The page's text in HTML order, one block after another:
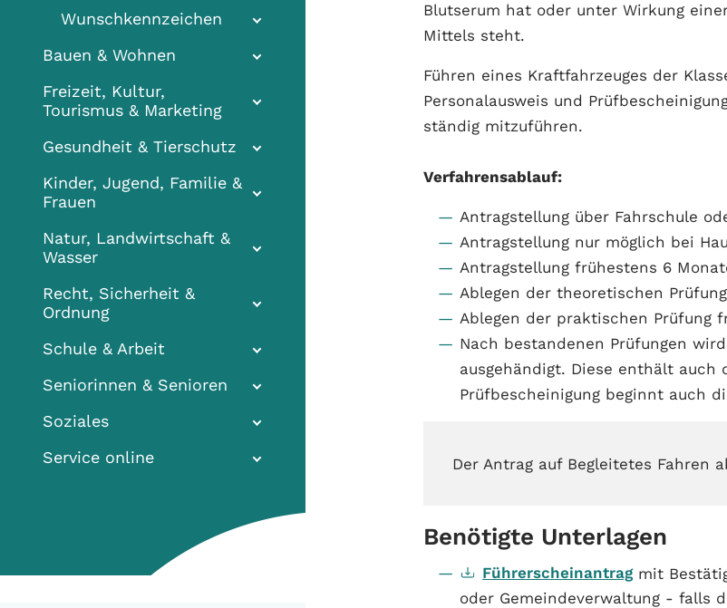
Wunschkennzeichen
Bauen & Wohnen
Freizeit, Kultur,
Tourismus & Marketing
Gesundheit & Tierschutz
Kinder, Jugend, Familie &
Frauen
Natur, Landwirtschaft &
Wasser
Recht, Sicherheit &
Ordnung
Schule & Arbeit
Seniorinnen & Senioren
Soziales
Service online
Blutserum hat oder unter Wirkung
Mittels steht.
Führen eines Kraftfahrzeuges der
Personalausweis und
ständig mitzuführen.
Verfahrensablauf:
Antragstellung über Fahrschule
Antragstellung nur möglich bei
Antragstellung frühestens 6
Ablegen der theoretischen
Ablegen der praktischen Prüfung
Nach bestandenen Prüfungen
ausgehändigt. Diese enthält auch
Prüfbescheinigung beginnt auch
Der Antrag auf Begleitetes Fahren
Benötigte Unterlagen
Führerscheinantragmit
oder Gemeindeverwaltung - falls